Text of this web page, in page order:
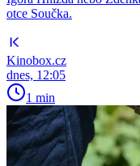
otce Součka.
Kinobox.cz
dnes, 12:05
1 min